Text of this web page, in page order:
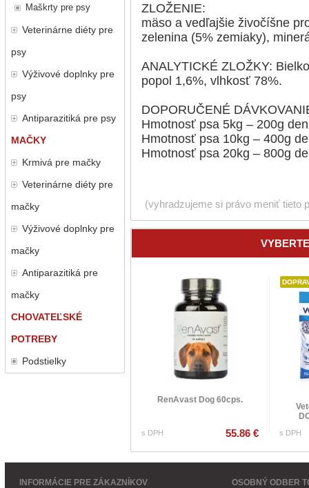
Maškrty pre psy
Veterinárne diéty pre
psy
Výživové doplnky pre
psy
Antiparazitiká pre psy
MAČKY
Krmivá pre mačky
Veterinárne diéty pre
mačky
Výživové doplnky pre
mačky
Antiparazitiká pre
mačky
CHOVATEĽSKÉ
POTREBY
Podstielky
ZLOŽENIE:
mäso a vedľajšie živočíšne
zelenina (5% zemiaky),
ANALYTICKÉ ZLOŽKY:
popol 1,6%, vlhkosť 78%.
DOPORUČENÉ
Hmotnosť psa 5kg – 200g
Hmotnosť psa 10kg – 400g
Hmotnosť psa 20kg – 800g
(vyhradzujeme si právo meniť tieto
RenAvast Dog 60cps.
s DPH 55.86 € s DPH
INFORMÁCIE PRE ZÁKAZNÍKOV OSOBNÝ ODBER